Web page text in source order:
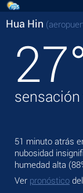
Hua Hin
27
51 minuto atrás
nubosidad
humedad alta
Ver pronóstico